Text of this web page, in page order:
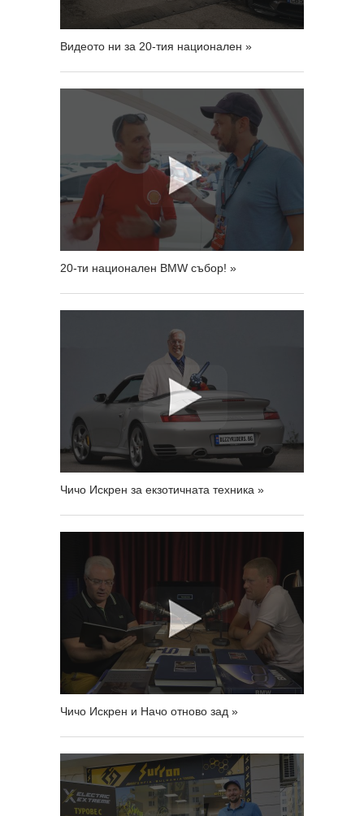
Видеото ни за 20-тия национален »
20-ти национален BMW събор! »
Чичо Искрен за екзотичната техника »
Чичо Искрен и Начо отново зад »